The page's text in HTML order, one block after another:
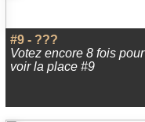
#9 - ???
Votez encore 8 fois pour
voir la place #9